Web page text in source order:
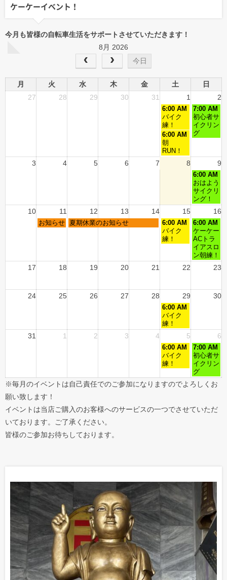
ケーケーイベント！
今月も皆様の自転車生活をサポートさせていただきます！
8月 2026
今日
月 火 水 木 金 土
日
27
28 29 30 31 1 2
6:00 AM
バイク
練！
7:00 AM
初心者サ
イクリン
グ
6:00 AM
朝
RUN！
3 4 5 6 7 8 9
6:00 AM
おはよう
サイクリ
ング！
10 11 12 13 14 15 16
お知らせ 夏期休業のお知らせ
6:00 AM
バイク
練！
6:00 AM
ケーケー
ACトラ
イアスロ
ン朝練！
17 18 19 20 21 22 23
24 25 26 27 28 29 30
6:00 AM
バイク
練！
31 1 2 3 4 5 6
6:00 AM
バイク
練！
7:00 AM
初心者サ
イクリン
グ
※毎月のイベントは自己責任でのご参加になりますのでよろしくお
願い致します！
イベントは当店ご購入のお客様へのサービスの一つでさせていただ
いております。ご了承ください。
皆様のご参加お待ちしております。